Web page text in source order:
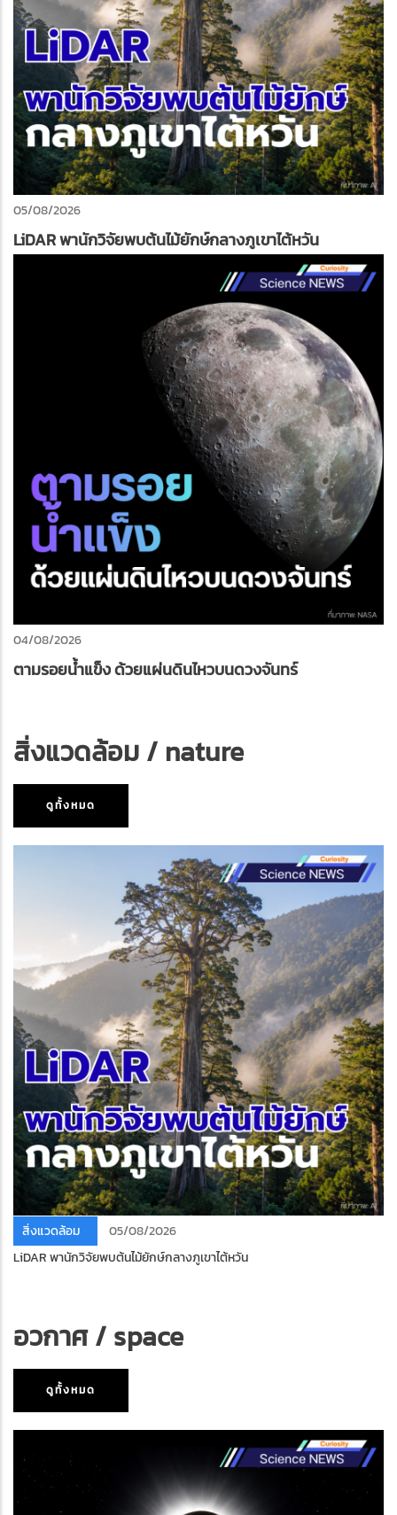
05/08/2026
LiDAR พานักวิจัยพบต้นไม้ยักษ์กลางภูเขาไต้หวัน
04/08/2026
ตามรอยน้ำแข็ง ด้วยแผ่นดินไหวบนดวงจันทร์
สิ่งแวดล้อม / nature
ดูทั้งหมด
สิ่งแวดล้อม
05/08/2026
LiDAR พานักวิจัยพบต้นไม้ยักษ์กลางภูเขาไต้หวัน
อวกาศ / space
ดูทั้งหมด